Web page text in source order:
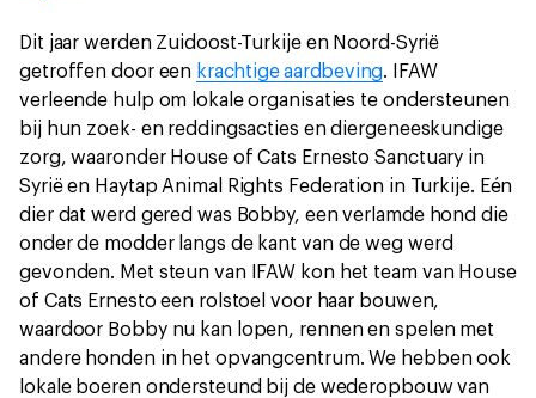
Dit jaar werden Zuidoost-Turkije en Noord-Syrië
getroffen door een krachtige aardbeving. IFAW
verleende hulp om lokale organisaties te ondersteunen
bij hun zoek- en reddingsacties en diergeneeskundige
zorg, waaronder House of Cats Ernesto Sanctuary in
Syrië en Haytap Animal Rights Federation in Turkije. Eén
dier dat werd gered was Bobby, een verlamde hond die
onder de modder langs de kant van de weg werd
gevonden. Met steun van IFAW kon het team van House
of Cats Ernesto een rolstoel voor haar bouwen,
waardoor Bobby nu kan lopen, rennen en spelen met
andere honden in het opvangcentrum. We hebben ook
lokale boeren ondersteund bij de wederopbouw van